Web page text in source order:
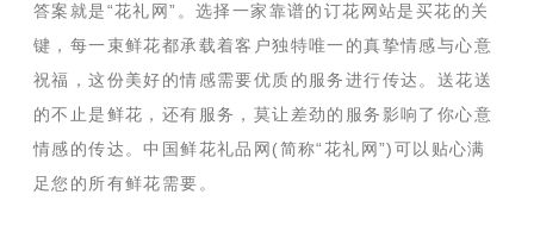
答案就是“花礼网”。选择一家靠谱的订花网站是买花的关
键，每一束鲜花都承载着客户独特唯一的真挚情感与心意
祝福，这份美好的情感需要优质的服务进行传达。送花送
的不止是鲜花，还有服务，莫让差劲的服务影响了你心意
情感的传达。中国鲜花礼品网(简称“花礼网”)可以贴心满
足您的所有鲜花需要。